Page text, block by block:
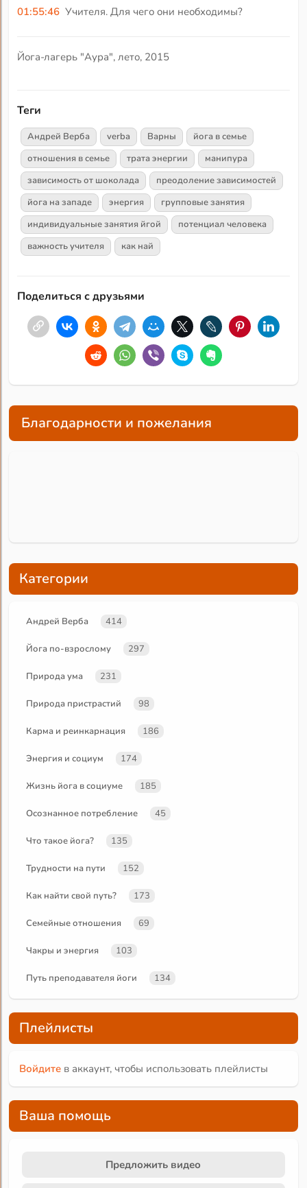
01:55:46 Учителя. Для чего они необходимы?
Йога-лагерь "Аура", лето, 2015
Теги
Андрей Верба verba Варны
йога в семье
отношения в семье
трата энергии
манипура
зависимость от шоколада
преодоление зависимостей
йога на западе
энергия
групповые занятия
индивидуальные занятия йгой
потенциал человека
важность учителя
как най
Поделиться с друзьями
Благодарности и пожелания
Категории
Андрей Верба 414
Йога по-взрослому 297
Природа ума 231
Природа пристрастий 98
Карма и реинкарнация 186
Энергия и социум 174
Жизнь йога в социуме 185
Осознанное потребление 45
Что такое йога? 135
Трудности на пути 152
Как найти свой путь? 173
Семейные отношения 69
Чакры и энергия 103
Путь преподавателя йоги 134
Плейлисты
Войдите в аккаунт, чтобы использовать плейлисты
Ваша помощь
Предложить видео